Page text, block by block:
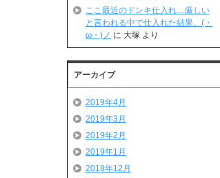
ここ最近のドンキ仕入れ…厳しい
と言われる中で仕入れた結果。(・
ω・)ノ に 大塚 より
アーカイブ
2019年4月
2019年3月
2019年2月
2019年1月
2018年12月